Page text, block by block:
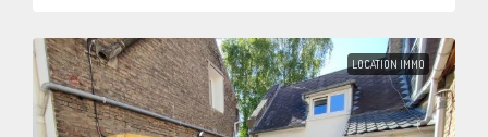
LOCATION IMMO